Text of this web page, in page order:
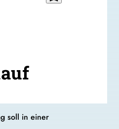
soll in einer